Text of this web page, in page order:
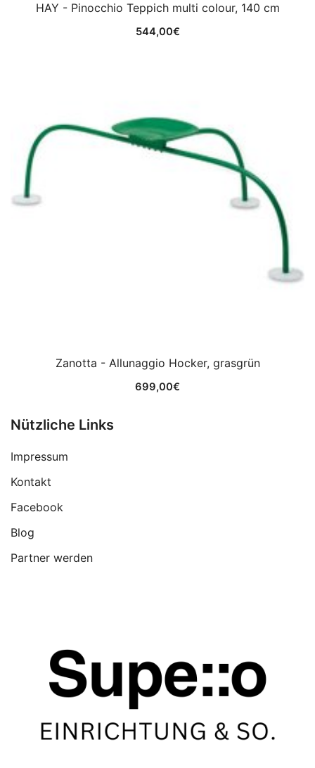
HAY - Pinocchio Teppich multi colour, 140 cm
544,00€
Zanotta - Allunaggio Hocker, grasgrün
699,00€
Nützliche Links
Impressum
Kontakt
Facebook
Blog
Partner werden